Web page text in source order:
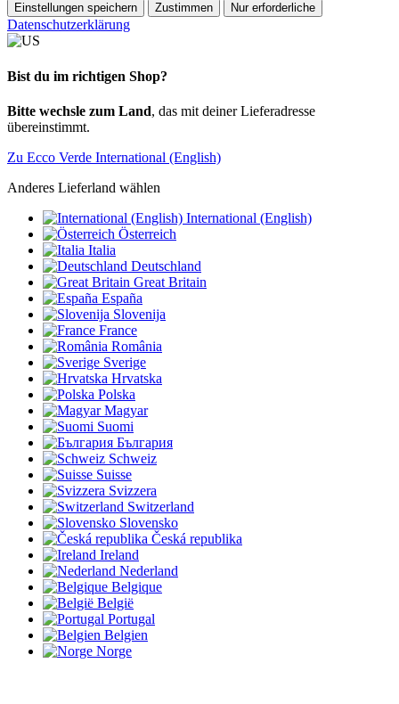
Einstellungen speichern Zustimmen Nur erforderliche
Datenschutzerklärung
Bist du im richtigen Shop?
Bitte wechsle zum Land, das mit deiner Lieferadresse
übereinstimmt.
Zu Ecco Verde International (English)
Anderes Lieferland wählen
International (English)
Österreich
Italia
Deutschland
Great Britain
España
Slovenija
France
România
Sverige
Hrvatska
Polska
Magyar
Suomi
България
Schweiz
Suisse
Svizzera
Switzerland
Slovensko
Česká republika
Ireland
Nederland
Belgique
België
Portugal
Belgien
Norge